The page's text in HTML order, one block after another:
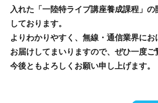
入れた「一陸特ライブ講座養成課程」の
しております。
よりわかりやすく、無線・通信業界にお
お届けしてまいりますので、ぜひ一度ご
今後ともよろしくお願い申し上げます。